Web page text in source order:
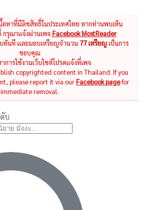
อหาที่มีลิขสิทธิ์ในประเทศไทย หากท่านพบเห็น
กรุณาแจ้งผ่านเพจ Facebook MostReader
ทันที และมอบเหรียญจำนวน 77 เหรียญเป็นการ
ขอบคุณ
ารใช้งานเว็บไซต์โปรดแจ้งที่เพจ
copyrighted content in Thailand. If you
please report it via ourFacebook pagefor
immediate removal.
บ